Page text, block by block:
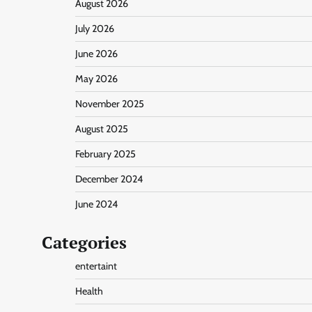
August 2026
July 2026
June 2026
May 2026
November 2025
August 2025
February 2025
December 2024
June 2024
Categories
entertaint
Health